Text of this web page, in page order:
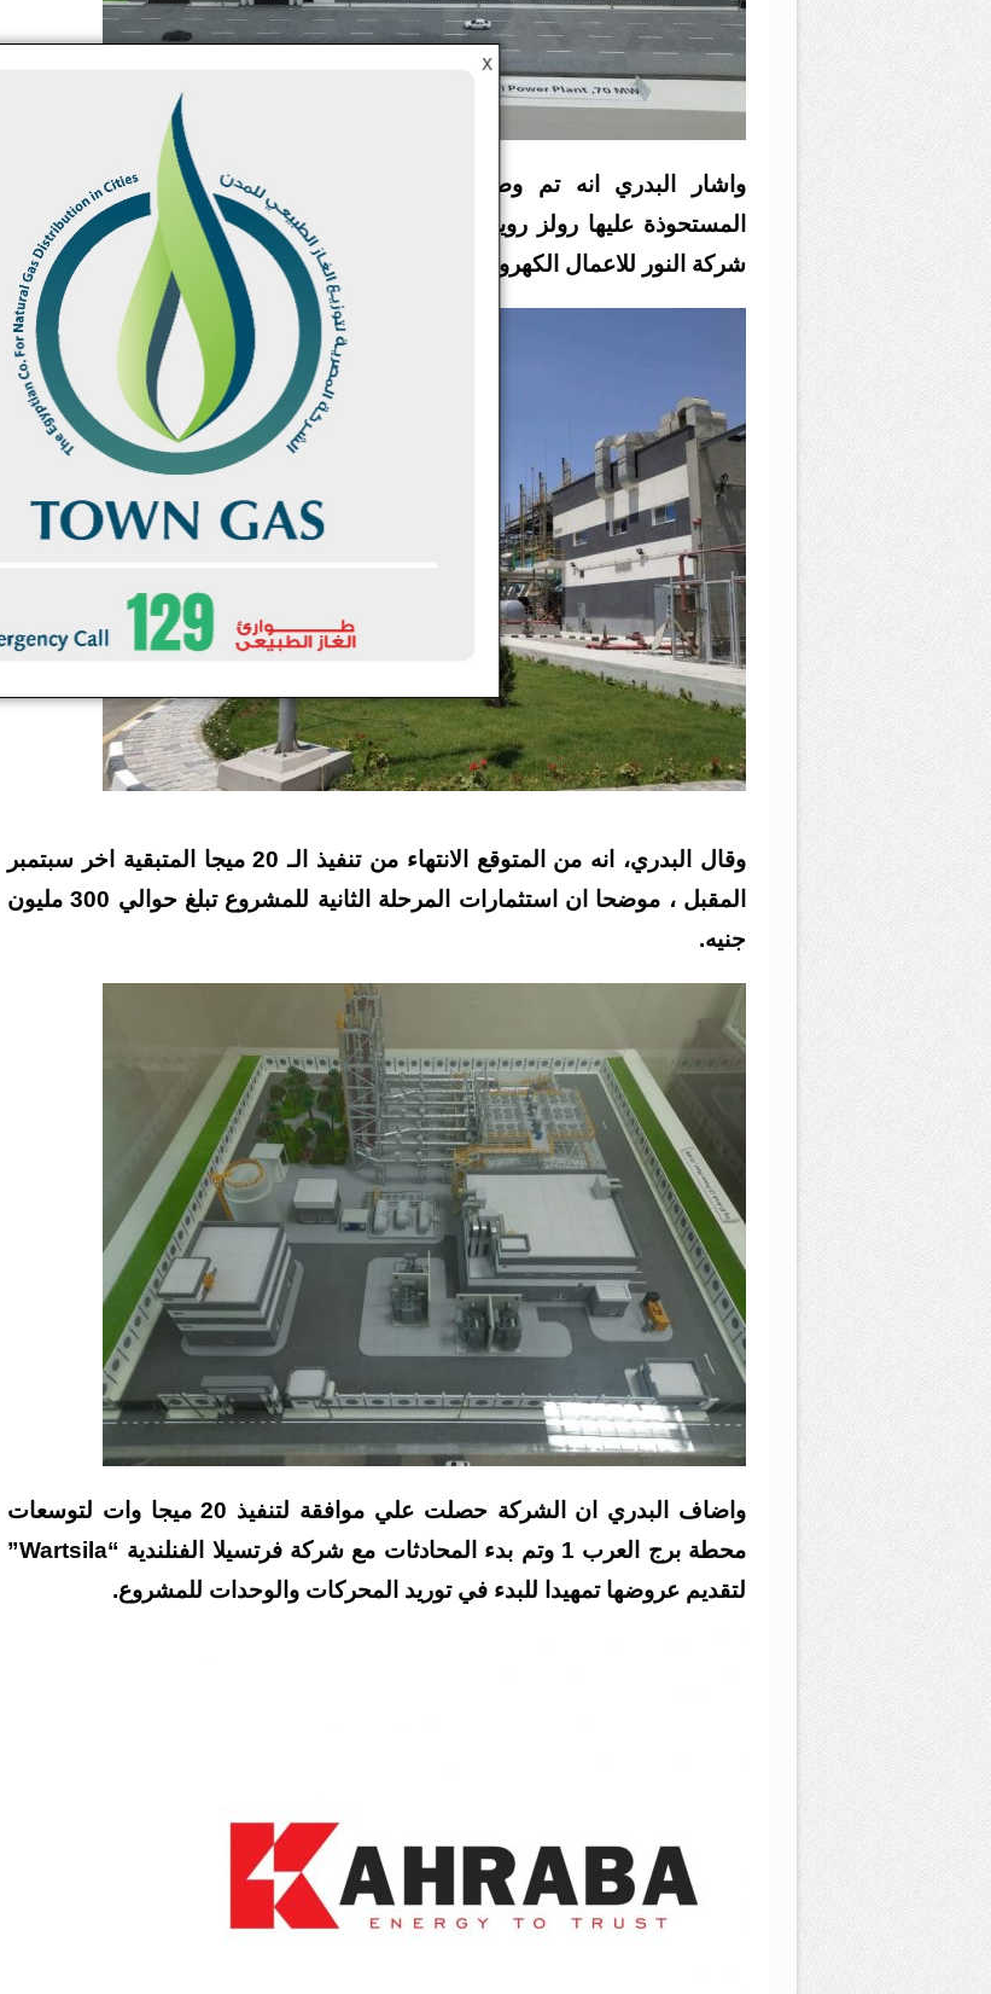
واشار البدري انه تم وصول الماكينات من شركة بيرجن انجينز النرويجية
المستحوذة عليها رولز رويس الي ارض الموقع الخاص بالمشروع والتي تتولي
شركة النور للاعمال الكهروميكانيكية أعمال التركيبات.
وقال البدري، انه من المتوقع الانتهاء من تنفيذ الـ 20 ميجا المتبقية اخر سبتمبر
المقبل ، موضحا ان استثمارات المرحلة الثانية للمشروع تبلغ حوالي 300 مليون
جنيه.
واضاف البدري ان الشركة حصلت علي موافقة لتنفيذ 20 ميجا وات لتوسعات
محطة برج العرب 1 وتم بدء المحادثات مع شركة فرتسيلا الفنلندية “Wartsila”
لتقديم عروضها تمهيدا للبدء في توريد المحركات والوحدات للمشروع.
X